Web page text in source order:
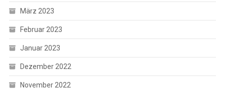
März 2023
Februar 2023
Januar 2023
Dezember 2022
November 2022